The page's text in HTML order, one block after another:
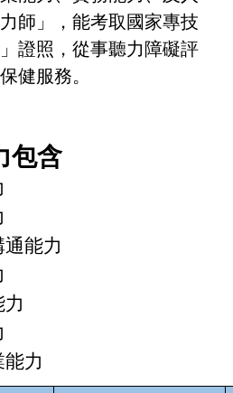
師」，能考取國家專技
證照，從事聽力障礙評
健服務。
包含
能力
力